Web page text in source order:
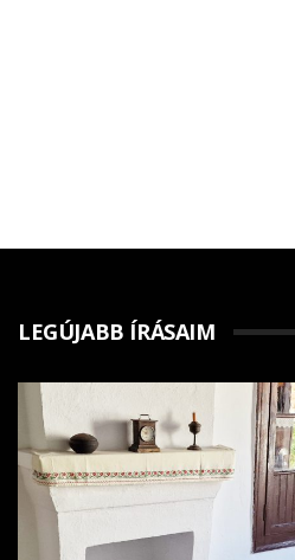
LEGÚJABB ÍRÁSAIM